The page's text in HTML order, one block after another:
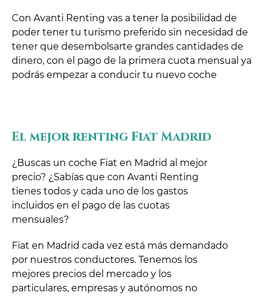
Con Avanti Renting vas a tener la posibilidad de
poder tener tu turismo preferido sin necesidad de
tener que desembolsarte grandes cantidades de
dinero, con el pago de la primera cuota mensual ya
podrás empezar a conducir tu nuevo coche
El mejor renting Fiat Madrid
¿Buscas un coche Fiat en Madrid al mejor
precio? ¿Sabías que con Avanti Renting
tienes todos y cada uno de los gastos
incluidos en el pago de las cuotas
mensuales?
Fiat en Madrid cada vez está más demandado
por nuestros conductores. Tenemos los
mejores precios del mercado y los
particulares, empresas y autónomos no